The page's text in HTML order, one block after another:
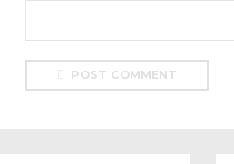
POST COMMENT